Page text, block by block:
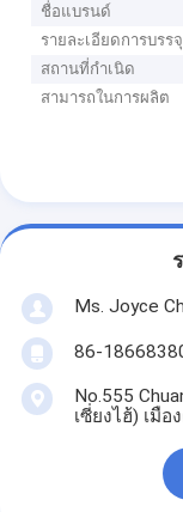
ชื่อแบรนด์
รายละเอียดการบรรจุ
สถานที่กำเนิด
สามารถในการผลิต
Ms. Joyce
86-
No.555
เซี่ยงไฮ้) เมื